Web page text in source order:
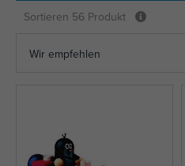
Sortieren 56 Produkt